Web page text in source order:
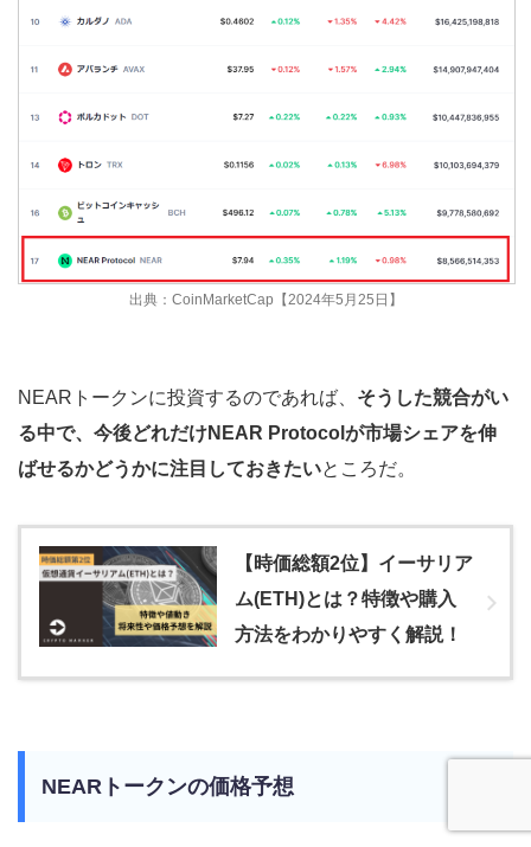
出典：CoinMarketCap【2024年5月25日】
NEARトークンに投資するのであれば、 そうした競合がい
る中で、今後どれだけNEAR Protocolが市場シェアを伸
ばせるかどうかに注目しておきたいところだ。
【時価総額2位】イーサリア
ム(ETH)とは？特徴や購入
方法をわかりやすく解説！
NEARトークンの価格予想